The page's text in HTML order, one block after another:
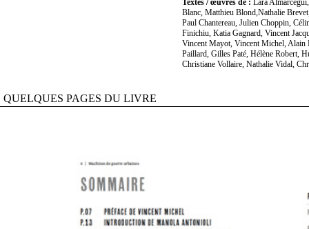
Textes / œuvres de : Lara
Blanc, Matthieu Blond,Nathalie
Paul Chantereau, Julien Choppin,
Finichiu, Katia Gagnard, Vincent
Vincent Mayot, Vincent Michel,
Paillard, Gilles Paté, Hélène Robert,
Christiane Vollaire, Nathalie Vidal,
QUELQUES PAGES DU LIVRE